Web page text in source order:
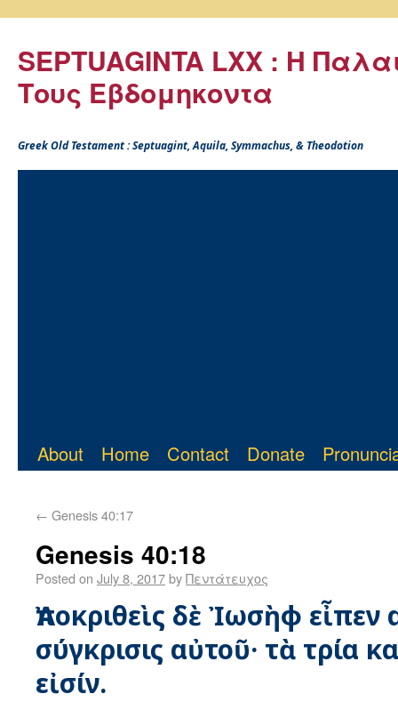
SEPTUAGINTA LXX : Η
Τους Εβδομηκοντα
Greek Old Testament : Septuagint, Aquila, Symmachus, & Theodotion
About Home Contact Donate
← Genesis 40:17
Genesis 40:18
Posted on July 8, 2017byΠεντάτευχος
Ἀποκριθεὶς δὲ Ἰωσὴφ
σύγκρισις αὐτοῦ· τὰ τρία
εἰσίν.